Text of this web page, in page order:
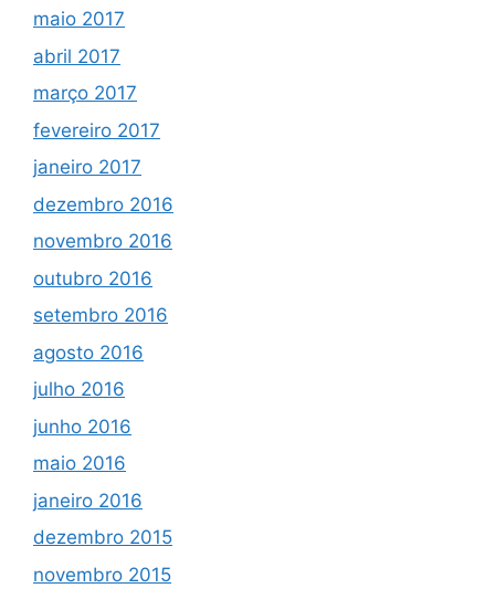
maio 2017
abril 2017
março 2017
fevereiro 2017
janeiro 2017
dezembro 2016
novembro 2016
outubro 2016
setembro 2016
agosto 2016
julho 2016
junho 2016
maio 2016
janeiro 2016
dezembro 2015
novembro 2015